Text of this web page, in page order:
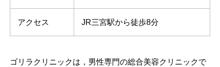
アクセス JR三宮駅から徒歩8分
ゴリラクリニックは，男性専門の総合美容クリニックで